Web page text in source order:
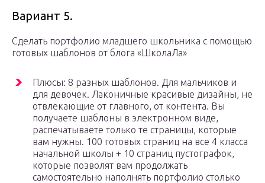
Вариант 5.
Сделать портфолио младшего школьника с помощью
готовых шаблонов от блога «ШколаЛа»
Плюсы: 8 разных шаблонов. Для мальчиков и
для девочек. Лаконичные красивые дизайны, не
отвлекающие от главного, от контента. Вы
получаете шаблоны в электронном виде,
распечатываете только те страницы, которые
вам нужны. 100 готовых страниц на все 4 класса
начальной школы + 10 страниц пустографок,
которые позволят вам продолжать
самостоятельно наполнять портфолио столько